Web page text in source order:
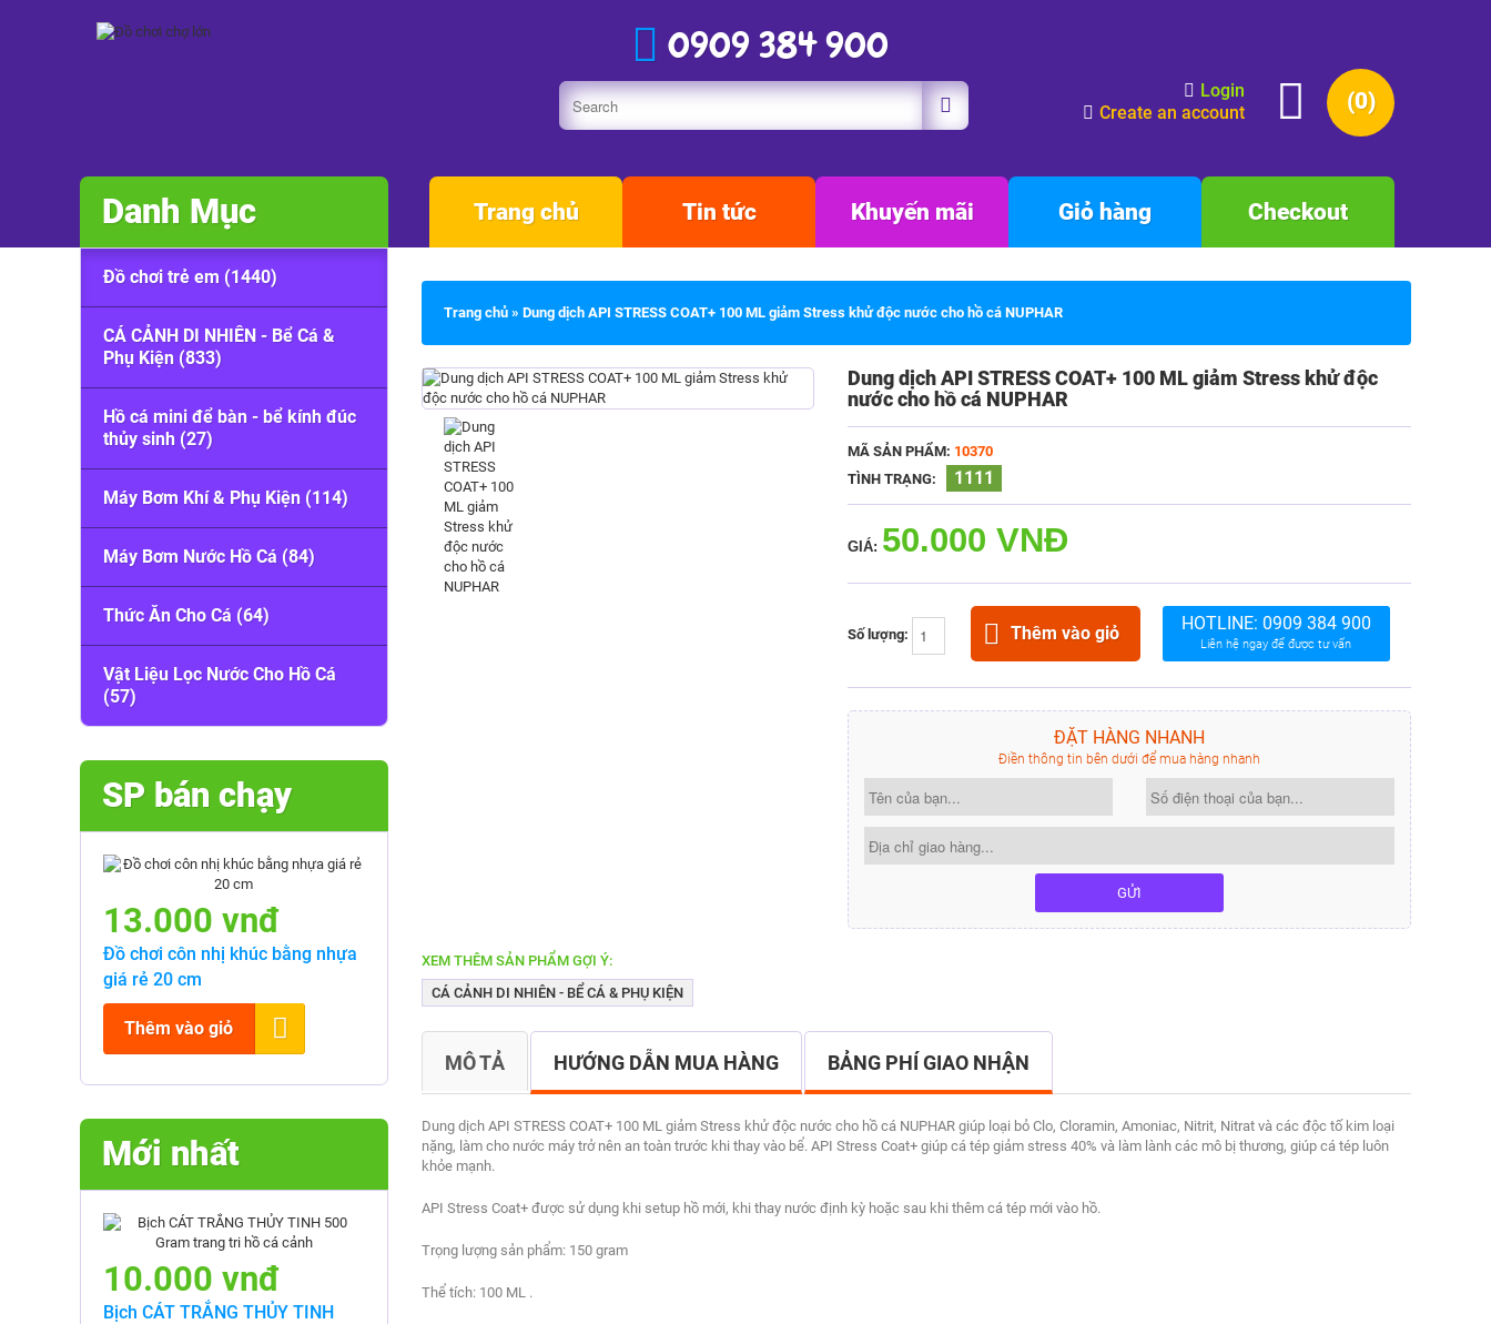
0909 384 900
(0)
Login
Create an account
Trang chủ Tin tức Khuyến mãi Giỏ hàng Checkout
Danh Mục
Đồ chơi trẻ em (1440)
CÁ CẢNH DI NHIÊN - Bể Cá &
Phụ Kiện (833)
Hồ cá mini để bàn - bể kính đúc
thủy sinh (27)
Máy Bơm Khí & Phụ Kiện (114)
Máy Bơm Nước Hồ Cá (84)
Thức Ăn Cho Cá (64)
Vật Liệu Lọc Nước Cho Hồ Cá
(57)
SP bán chạy
13.000 vnđ
Đồ chơi côn nhị khúc bằng nhựa
giá rẻ 20 cm
Thêm vào giỏ
Mới nhất
10.000 vnđ
Bịch CÁT TRẮNG THỦY TINH
Trang chủ» Dung dịch API STRESS COAT+ 100 ML giảm Stress khử độc nước cho hồ cá NUPHAR
Dung dịch API STRESS COAT+ 100 ML giảm Stress khử độc
nước cho hồ cá NUPHAR
MÃ SẢN PHẨM: 10370
TÌNH TRẠNG:
1111
GIÁ: 50.000 VNĐ
Số lượng: Thêm vào giỏ HOTLINE: 0909 384 900
Liên hệ ngay để được tư vấn
ĐẶT HÀNG NHANH
Điền thông tin bên dưới để mua hàng nhanh
GỬI
XEM THÊM SẢN PHẨM GỢI Ý:
CÁ CẢNH DI NHIÊN - BỂ CÁ & PHỤ KIỆN
MÔ TẢ HƯỚNG DẪN MUA HÀNG BẢNG PHÍ GIAO NHẬN
Dung dịch API STRESS COAT+ 100 ML giảm Stress khử độc nước cho hồ cá NUPHAR giúp loại bỏ Clo, Cloramin, Amoniac, Nitrit, Nitrat và các độc tố kim loại
nặng, làm cho nước máy trở nên an toàn trước khi thay vào bể. API Stress Coat+ giúp cá tép giảm stress 40% và làm lành các mô bị thương, giúp cá tép luôn
khỏe mạnh.
API Stress Coat+ được sử dụng khi setup hồ mới, khi thay nước định kỳ hoặc sau khi thêm cá tép mới vào hồ.
Trọng lượng sản phẩm: 150 gram
Thể tích: 100 ML .